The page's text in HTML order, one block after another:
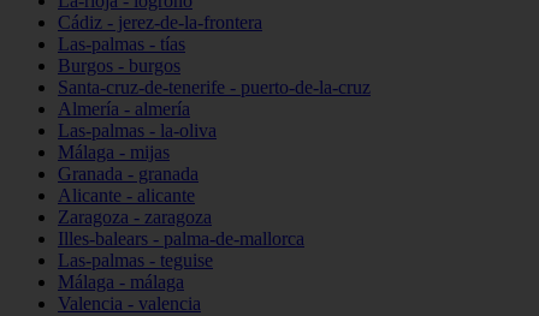
Cádiz - jerez-de-la-frontera
Las-palmas - tías
Burgos - burgos
Santa-cruz-de-tenerife - puerto-de-la-cruz
Almería - almería
Las-palmas - la-oliva
Málaga - mijas
Granada - granada
Alicante - alicante
Zaragoza - zaragoza
Illes-balears - palma-de-mallorca
Las-palmas - teguise
Málaga - málaga
Valencia - valencia